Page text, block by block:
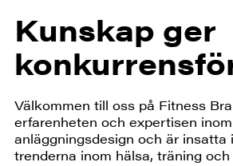
Kunskap ger
Välkommen till oss på Fitness
erfarenheten och expertisen
anläggningsdesign och är insatta
trenderna inom hälsa, träning och